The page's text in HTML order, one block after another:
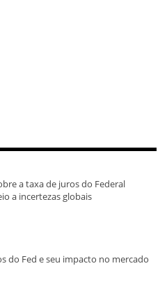
a taxa de juros do Federal
a incertezas globais
do Fed e seu impacto no mercado